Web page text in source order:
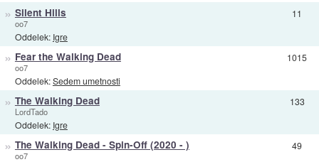
» Silent Hills
oo7
Oddelek: Igre
11
» Fear the Walking Dead
oo7
Oddelek:Sedem umetnosti
1015
» The Walking Dead
LordTado
Oddelek: Igre
133
» The Walking Dead - Spin-Off (2020 - )
oo7
49